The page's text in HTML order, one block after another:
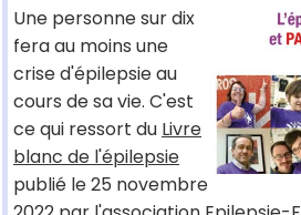
Une personne sur dix
fera au moins une
crise d'épilepsie au
cours de sa vie. C'est
ce qui ressort du Livre
blanc de l'épilepsie
publié le 25 novembre